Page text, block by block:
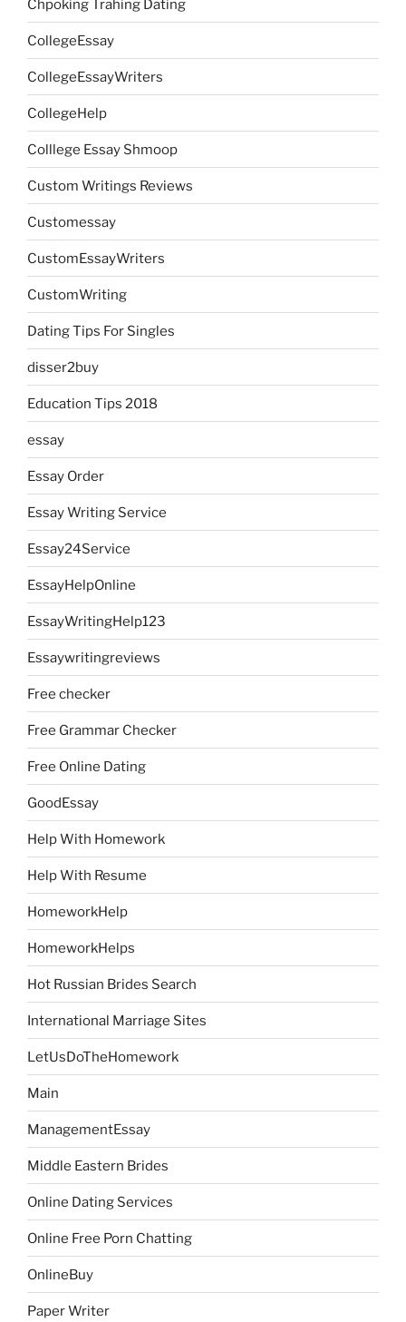
Chpoking Trahing Dating
CollegeEssay
CollegeEssayWriters
CollegeHelp
Colllege Essay Shmoop
Custom Writings Reviews
Customessay
CustomEssayWriters
CustomWriting
Dating Tips For Singles
disser2buy
Education Tips 2018
essay
Essay Order
Essay Writing Service
Essay24Service
EssayHelpOnline
EssayWritingHelp123
Essaywritingreviews
Free checker
Free Grammar Checker
Free Online Dating
GoodEssay
Help With Homework
Help With Resume
HomeworkHelp
HomeworkHelps
Hot Russian Brides Search
International Marriage Sites
LetUsDoTheHomework
Main
ManagementEssay
Middle Eastern Brides
Online Dating Services
Online Free Porn Chatting
OnlineBuy
Paper Writer